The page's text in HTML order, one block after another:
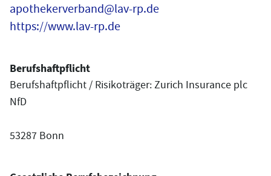
apothekerverband@lav-rp.de
https://www.lav-rp.de
Berufshaftpflicht
Berufshaftpflicht / Risikoträger: Zurich Insurance plc
NfD
53287 Bonn